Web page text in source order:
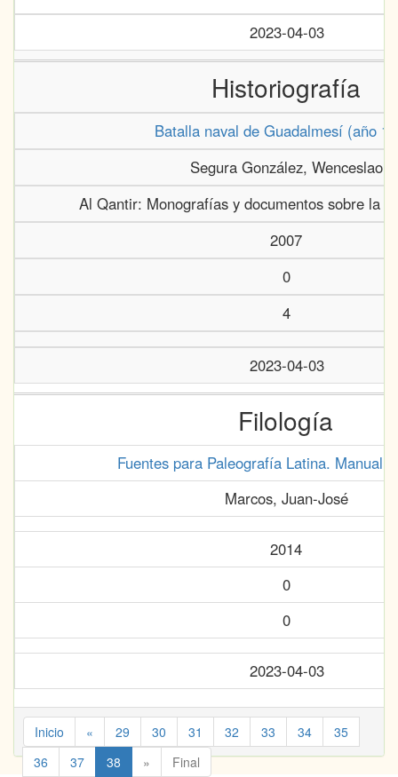
2023-04-03
Historiografía
Batalla naval de Guadalmesí (año
Segura González, Wenceslao
Al Qantir: Monografías y documentos sobre la
2007
0
4
2023-04-03
Filología
Fuentes para Paleografía Latina. Manual
Marcos, Juan-José
2014
0
0
2023-04-03
Inicio « 29 30 31 32 33 34
35
36
37 38 »
Final